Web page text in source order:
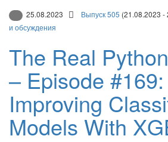
25.08.2023 Выпуск 505 (21.08.2023 -
и обсуждения
The Real
– Episode #169:
Improving
Models With